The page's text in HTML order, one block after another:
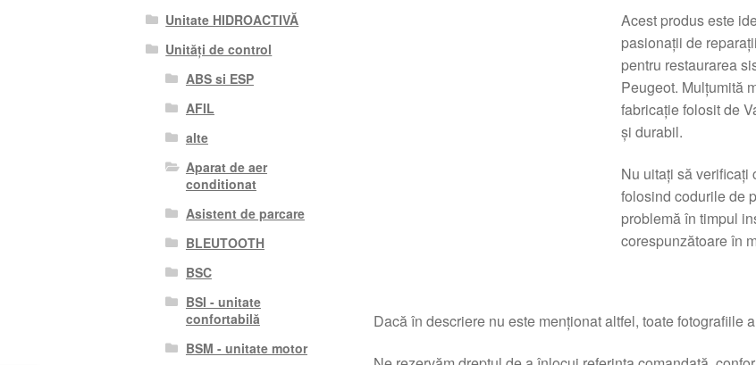
Acest produs este
pasionații de
pentru restaurarea
Peugeot. Mulțumită
fabricație folosit de
și durabil.
Nu uitați să verificați
folosind codurile de
problemă în timpul
corespunzătoare în
Dacă în descriere nu este menționat altfel, toate fotografiile
Unitate HIDROACTIVĂ
Unități de control
ABS si ESP
AFIL
alte
Aparat de aer
conditionat
Asistent de parcare
BLEUTOOTH
BSC
BSI - unitate
confortabilă
BSM - unitate motor